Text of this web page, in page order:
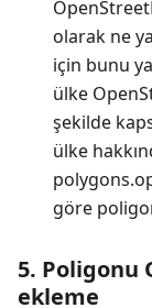
olarak ne
için bunu
ülke
şekilde
ülke
göre
5. Poligonu
ekleme